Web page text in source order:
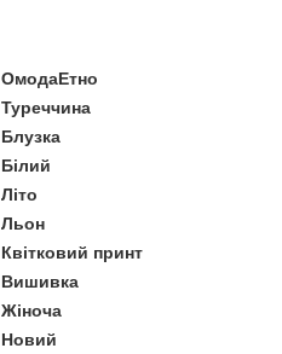
ОмодаЕтно
Туреччина
Блузка
Білий
Літо
Льон
Квітковий принт
Вишивка
Жіноча
Новий